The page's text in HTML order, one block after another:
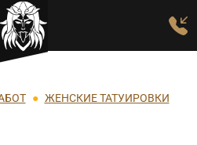
содержанию
ЖЕНСКИЕ ТАТУИРОВКИ